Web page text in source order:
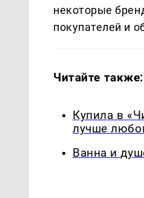
некоторые
покупателей и
Читайте также:
Купила в
лучше
Ванна и